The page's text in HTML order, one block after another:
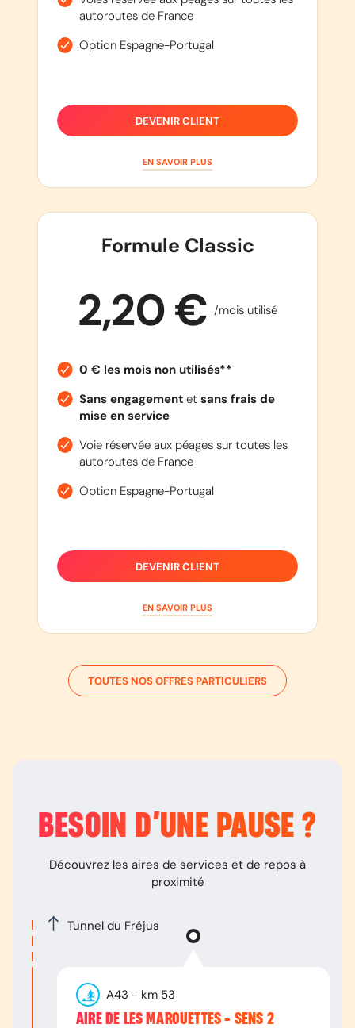
autoroutes de France
Option Espagne-Portugal
DEVENIR CLIENT
EN SAVOIR PLUS
Formule Classic
2,20 € /mois utilisé
0 € les mois non utilisés**
Sans engagementet sans frais de
mise en service
Voie réservée aux péages sur toutes les
autoroutes de France
Option Espagne-Portugal
DEVENIR CLIENT
EN SAVOIR PLUS
TOUTES NOS OFFRES PARTICULIERS
BESOIN D’UNE PAUSE ?
Découvrez les aires de services et de repos à
proximité
Tunnel du Fréjus
A43 - km 53
AIRE DE LES MAROUETTES - SENS 2